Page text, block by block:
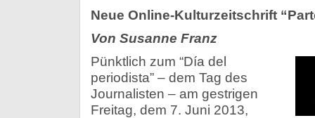
Neue Online-Kulturzeitschrift
Von Susanne Franz
Pünktlich zum “Día del
periodista” – dem Tag des
Journalisten – am gestrigen
Freitag, dem 7. Juni 2013,